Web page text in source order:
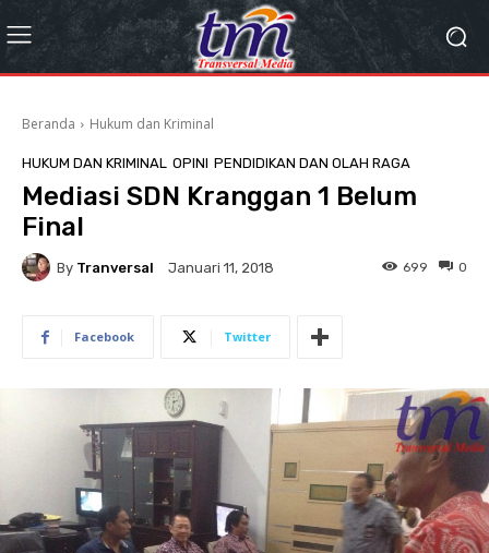
Beranda Hukum dan Kriminal
HUKUM DAN KRIMINAL OPINI PENDIDIKAN DAN OLAH RAGA
Mediasi SDN Kranggan 1 Belum
Final
By Tranversal Januari 11, 2018 0
699
Facebook Twitter